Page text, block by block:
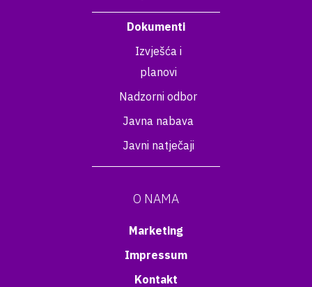
Dokumenti
Izvješća i
planovi
Nadzorni odbor
Javna nabava
Javni natječaji
O NAMA
Marketing
Impressum
Kontakt